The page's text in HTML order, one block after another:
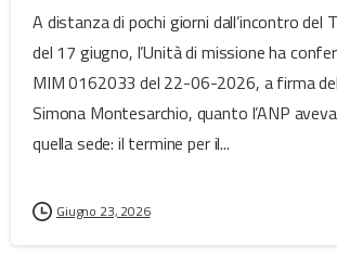
A distanza di pochi giorni dall’incontro del
del 17 giugno, l’Unità di missione ha
MIM 0162033 del 22-06-2026, a firma
Simona Montesarchio, quanto l’ANP
quella sede: il termine per il...
Giugno 23, 2026